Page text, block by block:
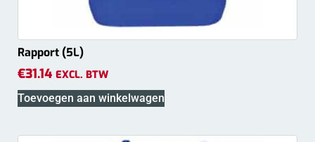
Rapport (5L)
€31.14 EXCL. BTW
Toevoegen aan winkelwagen